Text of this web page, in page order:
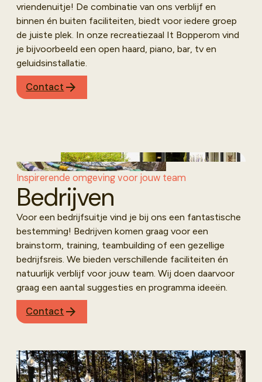
vriendenuitje! De combinatie van ons verblijf en
binnen én buiten faciliteiten, biedt voor iedere groep
de juiste plek. In onze recreatiezaal It Bopperom vind
je bijvoorbeeld een open haard, piano, bar, tv en
geluidsinstallatie.
Contact
Inspirerende omgeving voor jouw team
Bedrijven
Voor een bedrijfsuitje vind je bij ons een fantastische
bestemming! Bedrijven komen graag voor een
brainstorm, training, teambuilding of een gezellige
bedrijfsreis. We bieden verschillende faciliteiten én
natuurlijk verblijf voor jouw team. Wij doen daarvoor
graag een aantal suggesties en programma ideeën.
Contact